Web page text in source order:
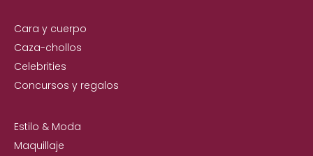
Cara y cuerpo
Caza-chollos
Celebrities
Concursos y regalos
Estilo & Moda
Maquillaje